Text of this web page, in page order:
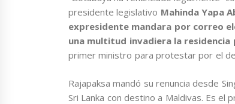
presidente legislativo Mahinda Yapa
expresidente mandara por correo
una multitud invadiera la residencia
primer ministro para protestar por el
Rajapaksa mandó su renuncia desde
Sri Lanka con destino a Maldivas. Es